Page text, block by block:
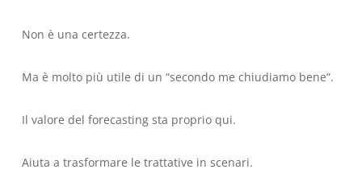
Non è una certezza.
Ma è molto più utile di un “secondo me chiudiamo bene”.
Il valore del forecasting sta proprio qui.
Aiuta a trasformare le trattative in scenari.